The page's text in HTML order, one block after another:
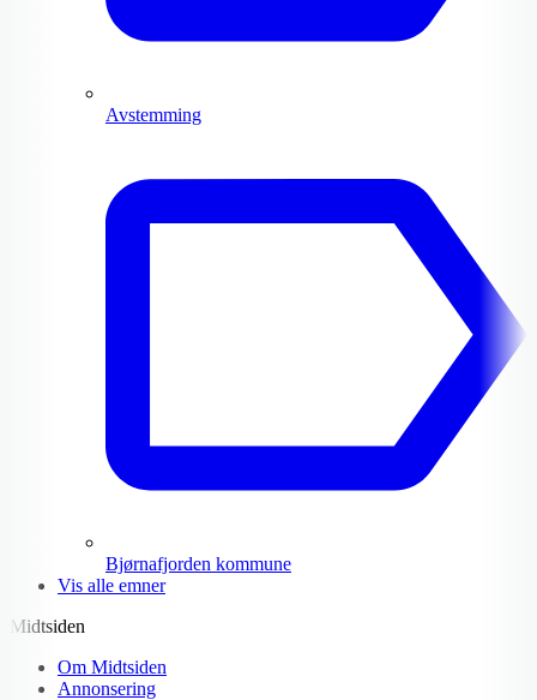
Avstemming
Bjørnafjorden kommune
Vis alle emner
Midtsiden
Om Midtsiden
Annonsering